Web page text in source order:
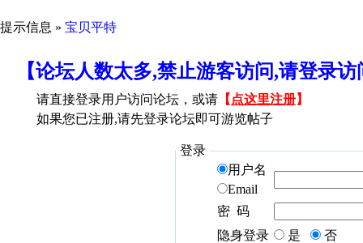
提示信息 » 宝贝平特
【论坛人数太多,禁止游客访问,请登录
请直接登录用户访问论坛，或请 【 点这里注册】
如果您已注册,请先登录论坛即可游览帖子
登录
用户名
Email
密 码
隐身登录
是 否